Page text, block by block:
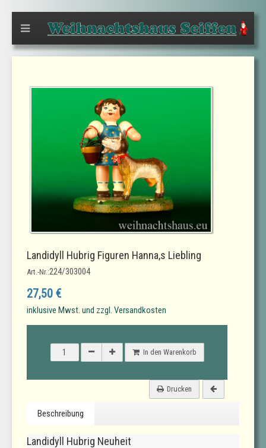
Landidyll Hubrig Figuren Hanna,s Liebling
Art.-Nr.:224/303004
27,50 €
inklusive Mwst. und zzgl. Versandkosten
In den Warenkorb
Drucken
Beschreibung
Landidyll Hubrig Neuheit